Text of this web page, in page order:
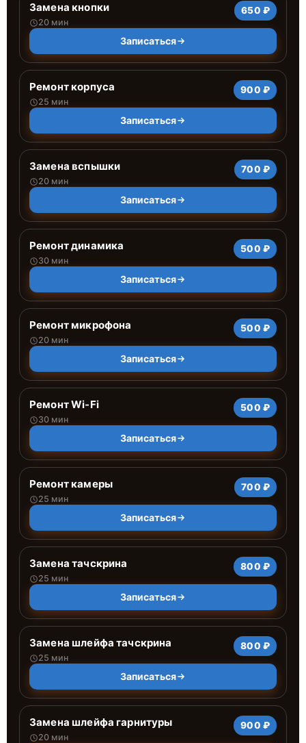
Замена кнопки
20 мин
650 ₽
Записаться
Ремонт корпуса
25 мин
900 ₽
Записаться
Замена вспышки
20 мин
700 ₽
Записаться
Ремонт динамика
30 мин
500 ₽
Записаться
Ремонт микрофона
20 мин
500 ₽
Записаться
Ремонт Wi-Fi
30 мин
500 ₽
Записаться
Ремонт камеры
25 мин
700 ₽
Записаться
Замена тачскрина
25 мин
800 ₽
Записаться
Замена шлейфа тачскрина
25 мин
800 ₽
Записаться
Замена шлейфа гарнитуры
20 мин
900 ₽